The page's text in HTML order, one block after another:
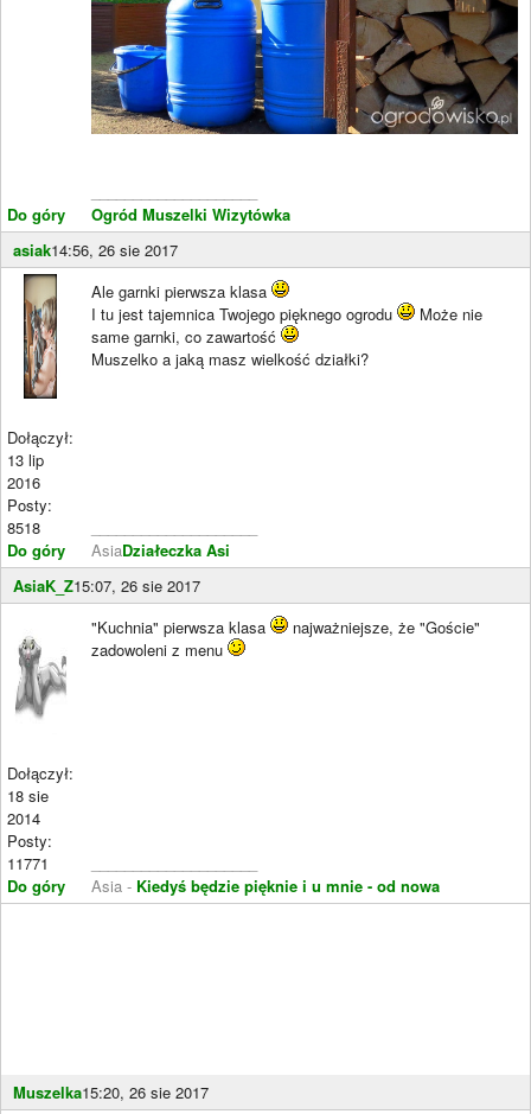
Do góry
Ogród Muszelki Wizytówka
asiak14:56, 26 sie 2017
Dołączył:
13 lip
2016
Posty:
8518
Do góry
Ale garnki pierwsza klasa
I tu jest tajemnica Twojego pięknego ogrodu
Może nie
same garnki, co zawartość
Muszelko a jaką masz wielkość działki?
AsiaDziałeczka Asi
AsiaK_Z15:07, 26 sie 2017
Dołączył:
18 sie
2014
Posty:
11771
Do góry
"Kuchnia" pierwsza klasa
najważniejsze, że "Goście"
zadowoleni z menu
Asia - Kiedyś będzie pięknie i u mnie - od nowa
Muszelka15:20, 26 sie 2017